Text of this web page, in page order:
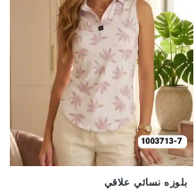
بلوزه نسائي علاقي